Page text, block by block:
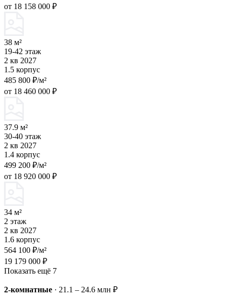
от 18 158 000 ₽
38 м²
19-42 этаж
2 кв 2027
1.5 корпус
485 800 ₽/м²
от 18 460 000 ₽
37.9 м²
30-40 этаж
2 кв 2027
1.4 корпус
499 200 ₽/м²
от 18 920 000 ₽
34 м²
2 этаж
2 кв 2027
1.6 корпус
564 100 ₽/м²
19 179 000 ₽
Показать ещё 7
2-комнатные · 21.1 – 24.6 млн ₽